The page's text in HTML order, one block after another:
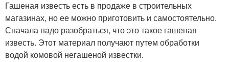
Гашеная известь есть в продаже в строительных
магазинах, но ее можно приготовить и самостоятельно.
Сначала надо разобраться, что это такое гашеная
известь. Этот материал получают путем обработки
водой комовой негашеной известки.